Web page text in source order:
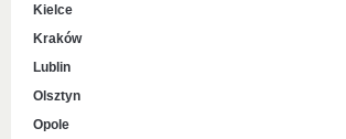
Kielce
Kraków
Lublin
Olsztyn
Opole